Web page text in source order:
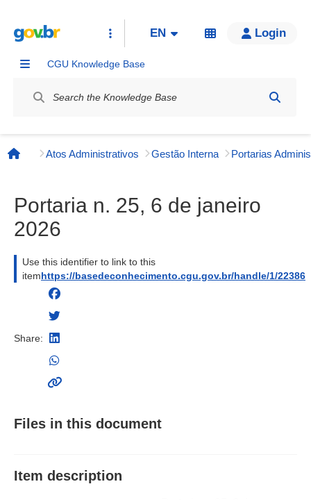
EN Login
CGU Knowledge Base
Página inicial
Atos Administrativos Gestão Interna
Portaria n. 25, 6 de janeiro
2026
Use this identifier to link to this
itemhttps://basedeconhecimento.cgu.gov.br/handle/1/22386
Share:
Files in this document
Item description